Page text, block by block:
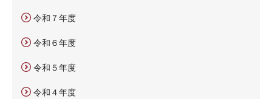
令和７年度
令和６年度
令和５年度
令和４年度